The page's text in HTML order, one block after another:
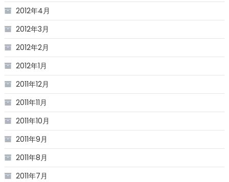
2012年4月
2012年3月
2012年2月
2012年1月
2011年12月
2011年11月
2011年10月
2011年9月
2011年8月
2011年7月